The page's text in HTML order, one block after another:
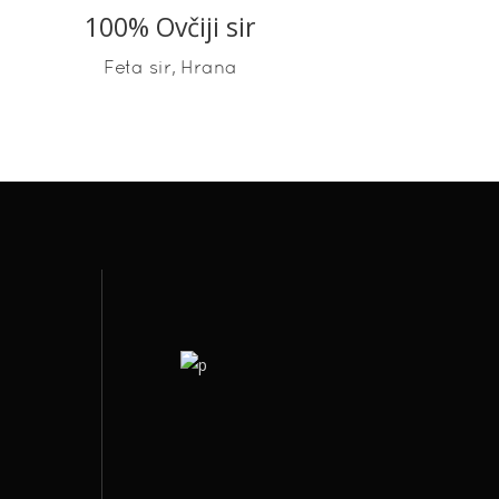
READ MORE
100% Ovčiji sir
Feta sir, Hrana